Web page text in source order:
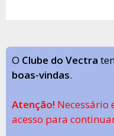
O Clube do Vectra
boas-vindas.
Atenção! Necessário
acesso para